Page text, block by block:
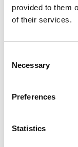
provided to them
of their services.
Selection
Necessary
Preferences
Statistics